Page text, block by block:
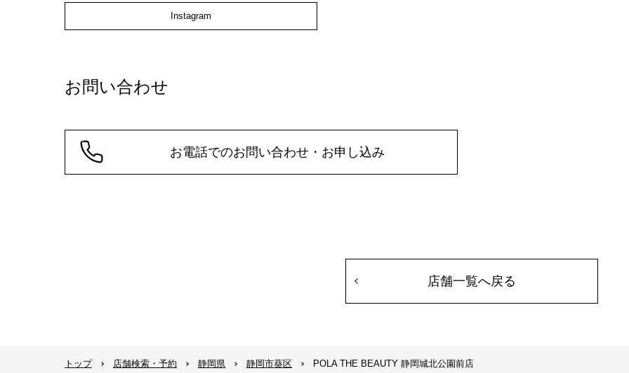
Instagram
お問い合わせ
お電話でのお問い合わせ・お申し込み
店舗一覧へ戻る
トップ 店舗検索・予約 静岡県 静岡市葵区 POLA THE BEAUTY 静岡城北公園前店